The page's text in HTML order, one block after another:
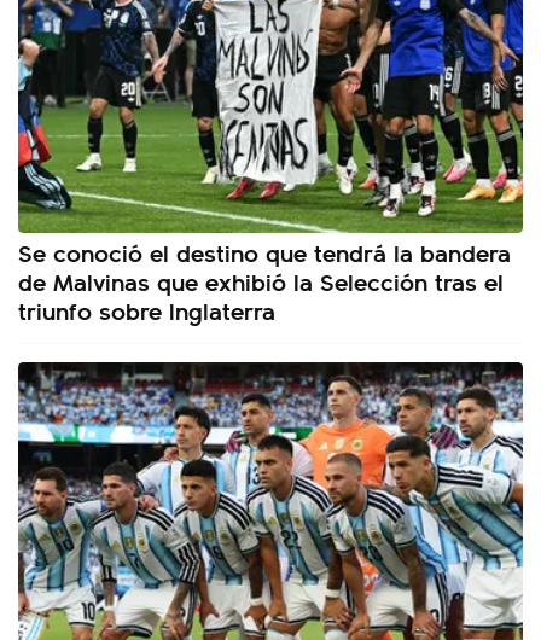
Se conoció el destino que tendrá la bandera
de Malvinas que exhibió la Selección tras el
triunfo sobre Inglaterra